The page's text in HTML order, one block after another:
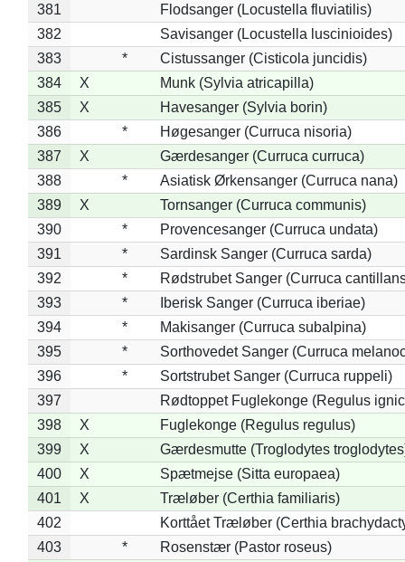
381
Flodsanger (Locustella fluviatilis)
382
Savisanger (Locustella luscinioides)
383
*
Cistussanger (Cisticola juncidis)
384
X
Munk (Sylvia atricapilla)
385
X
Havesanger (Sylvia borin)
386
*
Høgesanger (Curruca nisoria)
387
X
Gærdesanger (Curruca curruca)
388
*
Asiatisk Ørkensanger (Curruca nana)
389
X
Tornsanger (Curruca communis)
390
*
Provencesanger (Curruca undata)
391
*
Sardinsk Sanger (Curruca sarda)
392
*
Rødstrubet Sanger (Curruca
393
*
Iberisk Sanger (Curruca iberiae)
394
*
Makisanger (Curruca subalpina)
395
*
Sorthovedet Sanger (Curruca
396
*
Sortstrubet Sanger (Curruca ruppeli)
397
Rødtoppet Fuglekonge (Regulus
398
X
Fuglekonge (Regulus regulus)
399
X
Gærdesmutte (Troglodytes
400
X
Spætmejse (Sitta europaea)
401
X
Træløber (Certhia familiaris)
402
Korttået Træløber (Certhia
403
*
Rosenstær (Pastor roseus)